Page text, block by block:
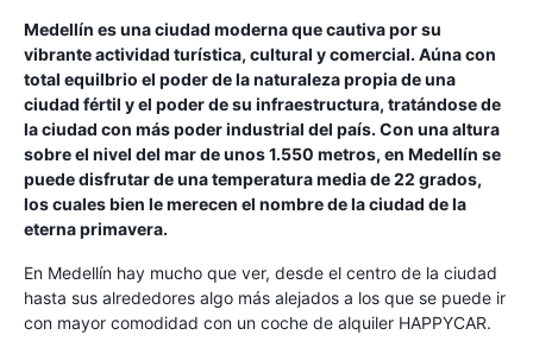
Medellín es una ciudad moderna que cautiva por su
vibrante actividad turística, cultural y comercial. Aúna con
total equilbrio el poder de la naturaleza propia de una
ciudad fértil y el poder de su infraestructura, tratándose de
la ciudad con más poder industrial del país. Con una altura
sobre el nivel del mar de unos 1.550 metros, en Medellín se
puede disfrutar de una temperatura media de 22 grados,
los cuales bien le merecen el nombre de la ciudad de la
eterna primavera.
En Medellín hay mucho que ver, desde el centro de la ciudad
hasta sus alrededores algo más alejados a los que se puede ir
con mayor comodidad con un coche de alquiler HAPPYCAR.